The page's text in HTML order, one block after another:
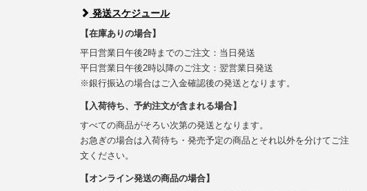
発送スケジュール
【在庫ありの場合】
平日営業日午後2時までのご注文：当日発送
平日営業日午後2時以降のご注文：翌営業日発送
※銀行振込の場合はご入金確認後の発送となります。
【入荷待ち、予約注文が含まれる場合】
すべての商品がそろい次第の発送となります。
お急ぎの場合は入荷待ち・発売予定の商品とそれ以外を分けてご注
文ください。
【オンライン発送の商品の場合】